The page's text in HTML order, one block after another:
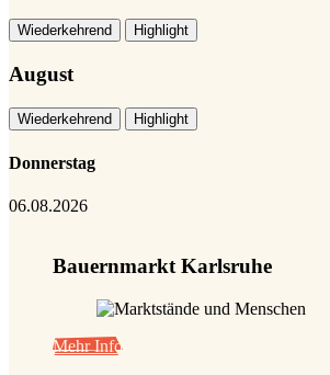
Wiederkehrend Highlight
August
Wiederkehrend Highlight
Donnerstag
06.08.2026
Bauernmarkt Karlsruhe
Mehr Info